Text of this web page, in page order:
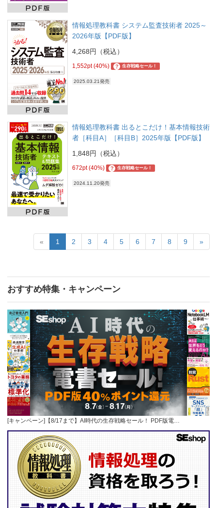
情報処理教科書 システム監査技術者 2025～
2026年版【PDF版】
4,268円（税込）
1,552pt (40%) ? 生存戦略セール！
2025.03.21発売
情報処理教科書 出るとこだけ！基本情報技術
者［科目A］［科目B］2025年版【PDF版】
1,848円（税込）
672pt (40%) ? 生存戦略セール！
2024.11.20発売
« 1 2 3 4 5 6 7 8 9 »
おすすめ特集・キャンペーン
[キャンペーン]【8/17まで】AI時代の生存戦略セール！ PDF版電…